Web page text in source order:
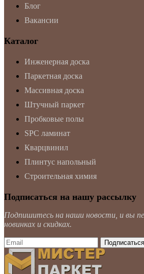
Блог
Вакансии
Каталог
Инженерная доска
Паркетная доска
Массивная доска
Штучный паркет
Пробковые полы
SPC ламинат
Кварцвинил
Плинтус напольный
Строительная химия
Подписаться на нашу рассылку
Подпишитесь на наши новости, и вы
новинках и скидках.